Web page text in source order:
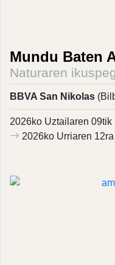
Mundu Baten
Naturaren
BBVA San Nikolas
2026ko Uztailaren 09tik
2026ko Urriaren 12ra